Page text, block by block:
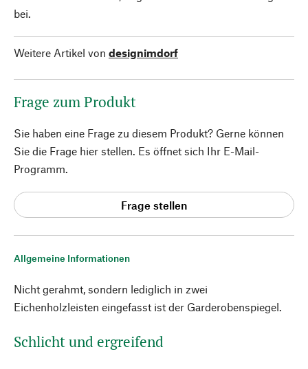
Allgemeine Informationen
Nicht gerahmt, sondern lediglich in zwei
Eichenholzleisten eingefasst ist der Garderobenspiegel.
Schlicht und ergreifend
bei.
Weitere Artikel von designimdorf
Frage zum Produkt
Sie haben eine Frage zu diesem Produkt? Gerne können
Sie die Frage hier stellen. Es öffnet sich Ihr E-Mail-
Programm.
Frage stellen